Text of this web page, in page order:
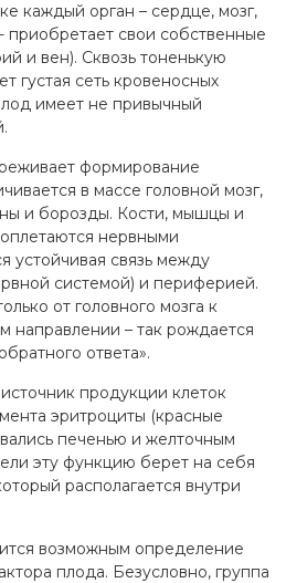
каждый орган – сердце, мозг,
приобретает свои собственные
и вен). Сквозь тоненькую
густая сеть кровеносных
имеет не привычный
формирование
в массе головной мозг,
и борозды. Кости, мышцы и
нервными
устойчивая связь между
системой) и периферией.
от головного мозга к
направлении – так рождается
ответа».
продукции клеток
эритроциты (красные
печенью и желточным
эту функцию берет на себя
располагается внутри
возможным определение
плода. Безусловно, группа